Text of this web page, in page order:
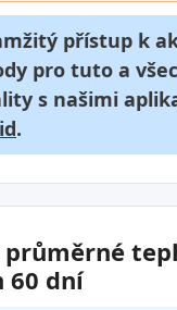
přístup k
pro tuto a
s našimi
.
průměrné
60 dní